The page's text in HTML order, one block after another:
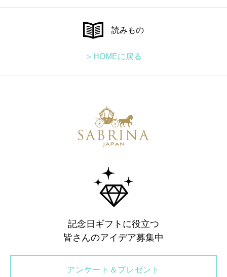
読みもの
＞HOMEに戻る
記念日ギフトに役立つ
皆さんのアイデア募集中
アンケート＆プレゼント